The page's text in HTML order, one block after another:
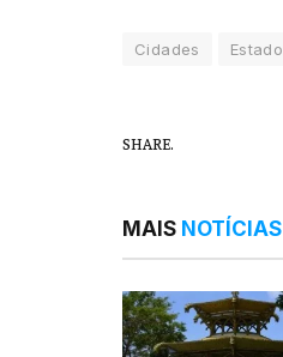
Cidades Estado
SHARE.
MAIS NOTÍCIAS